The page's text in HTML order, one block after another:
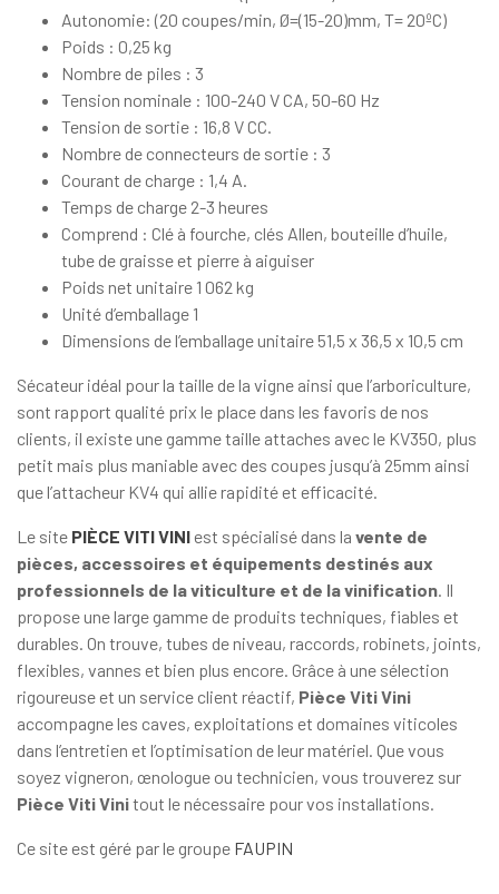
Autonomie: (20 coupes/min, Ø=(15-20)mm, T= 20ºC)
Poids : 0,25 kg
Nombre de piles : 3
Tension nominale : 100-240 V CA, 50-60 Hz
Tension de sortie : 16,8 V CC.
Nombre de connecteurs de sortie : 3
Courant de charge : 1,4 A.
Temps de charge 2-3 heures
Comprend : Clé à fourche, clés Allen, bouteille d’huile,
tube de graisse et pierre à aiguiser
Poids net unitaire 1 062 kg
Unité d’emballage 1
Dimensions de l’emballage unitaire 51,5 x 36,5 x 10,5 cm
Sécateur idéal pour la taille de la vigne ainsi que l’arboriculture,
sont rapport qualité prix le place dans les favoris de nos
clients, il existe une gamme taille attaches avec le KV350, plus
petit mais plus maniable avec des coupes jusqu’à 25mm ainsi
que l’attacheur KV4 qui allie rapidité et efficacité.
Le site PIÈCE VITI VINIest spécialisé dans la vente de
pièces, accessoires et équipements destinés aux
professionnels de la viticulture et de la vinification. Il
propose une large gamme de produits techniques, fiables et
durables. On trouve, tubes de niveau, raccords, robinets, joints,
flexibles, vannes et bien plus encore. Grâce à une sélection
rigoureuse et un service client réactif, Pièce Viti Vini
accompagne les caves, exploitations et domaines viticoles
dans l’entretien et l’optimisation de leur matériel. Que vous
soyez vigneron, œnologue ou technicien, vous trouverez sur
Pièce Viti Vinitout le nécessaire pour vos installations.
Ce site est géré par le groupe FAUPIN